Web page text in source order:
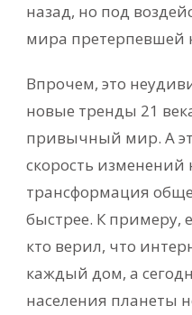
назад, но под
мира претерпевшей
Впрочем, это
новые тренды 21
привычный мир. А
скорость изменений
трансформация
быстрее. К примеру,
кто верил, что
каждый дом, а
населения планеты